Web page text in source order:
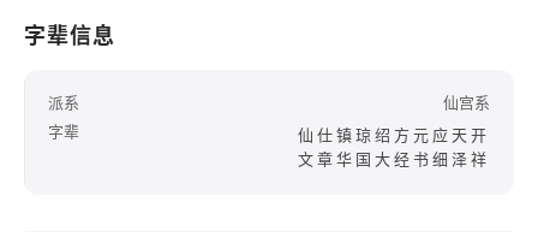
字辈信息
派系
仙宫系
字辈
仙仕镇琼绍方元应天开
文章华国大经书细泽祥